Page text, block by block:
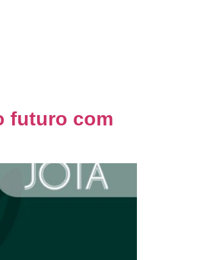
futuro com